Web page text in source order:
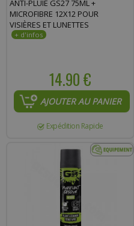
ANTI-PLUIE GS27 75ML +
MICROFIBRE 12X12 POUR
VISIÈRES ET LUNETTES
14.90 €
AJOUTER AU PANIER
Expédition Rapide
Commentaire :